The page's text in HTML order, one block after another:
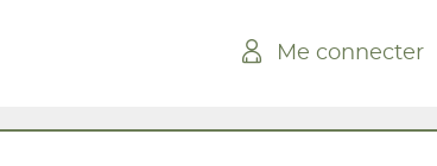
Me connecter